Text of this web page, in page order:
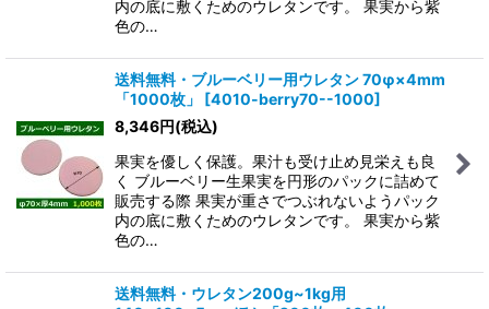
内の底に敷くためのウレタンです。 果実から紫
色の…
送料無料・ブルーベリー用ウレタン 70φ×4mm
「1000枚」
[4010-berry70--1000]
8,346円(税込)
果実を優しく保護。果汁も受け止め見栄えも良
く ブルーベリー生果実を円形のパックに詰めて
販売する際 果実が重さでつぶれないようパック
内の底に敷くためのウレタンです。 果実から紫
色の…
送料無料・ウレタン200g~1kg用